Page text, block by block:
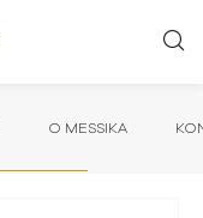
O MESSIKA